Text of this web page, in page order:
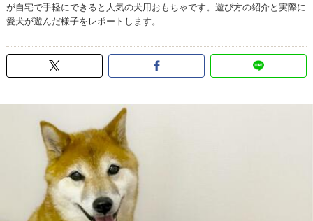
が自宅で手軽にできると人気の犬用おもちゃです。遊び方の紹介と実際に
愛犬が遊んだ様子をレポートします。